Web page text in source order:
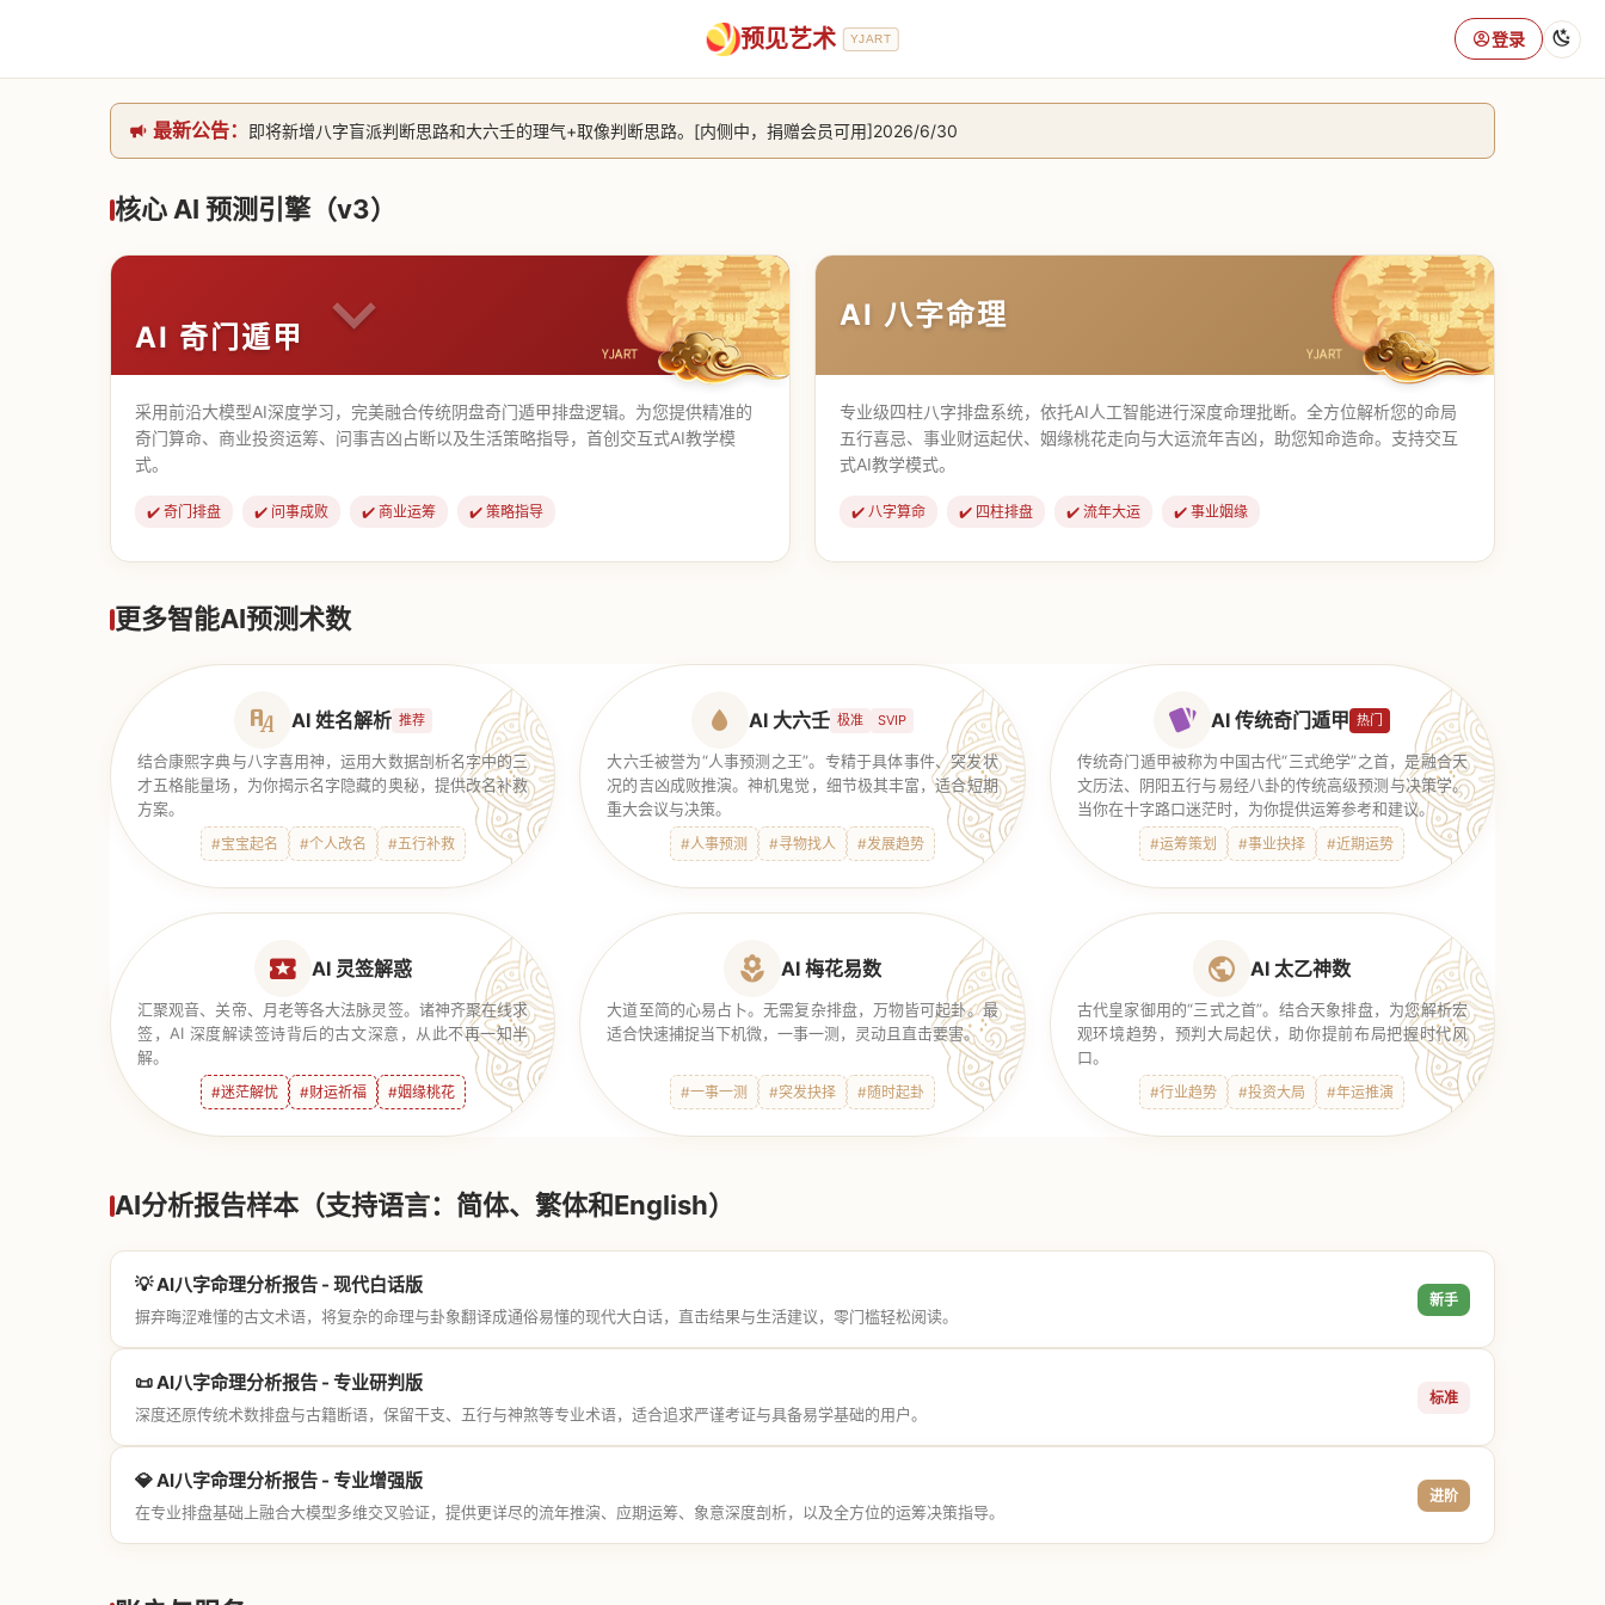
预见艺术 YJART 登录
最新公告：
即将新增八字盲派判断思路和大六壬的理气+取像判断思路。[内侧中，捐赠会员可用]2026/6/30
网站升级完成，升级全模块的算法，限时开放用户注册。2026/6/27
致老用户的一封信，旧站充值会员开放注册截止到8月25日 2026/2/25
核心 AI 预测引擎（v3）
AI 奇门遁甲
采用前沿大模型AI深度学习，完美融合传统阴盘奇门遁甲排盘逻辑。为您提供精准的
奇门算命、商业投资运筹、问事吉凶占断以及生活策略指导，首创交互式AI教学模
式。
✔️ 奇门排盘 ✔️ 问事成败 ✔️ 商业运筹 ✔️ 策略指导
【道家奇门】 【传统奇门】
AI 八字命理
专业级四柱八字排盘系统，依托AI人工智能进行深度命理批断。全方位解析您的命局
五行喜忌、事业财运起伏、姻缘桃花走向与大运流年吉凶，助您知命造命。支持交互
式AI教学模式。
✔️ 八字算命 ✔️ 四柱排盘 ✔️ 流年大运 ✔️ 事业姻缘
更多智能AI预测术数
AI 姓名解析 推荐
结合康熙字典与八字喜用神，运用大数据剖析名字中的三
才五格能量场，为你揭示名字隐藏的奥秘，提供改名补救
方案。
#宝宝起名 #个人改名 #五行补救
AI 大六壬 极准 SVIP
大六壬被誉为“人事预测之王”。专精于具体事件、突发状
况的吉凶成败推演。神机鬼觉，细节极其丰富，适合短期
重大会议与决策。
#人事预测 #寻物找人 #发展趋势
AI 传统奇门遁甲 热门
传统奇门遁甲被称为中国古代“三式绝学”之首，是融合天
文历法、阴阳五行与易经八卦的传统高级预测与决策学。
当你在十字路口迷茫时，为你提供运筹参考和建议。
#运筹策划 #事业抉择 #近期运势
AI 灵签解惑
汇聚观音、关帝、月老等各大法脉灵签。诸神齐聚在线求
签，AI 深度解读签诗背后的古文深意，从此不再一知半
解。
#迷茫解忧 #财运祈福 #姻缘桃花
AI 梅花易数
大道至简的心易占卜。无需复杂排盘，万物皆可起卦。最
适合快速捕捉当下机微，一事一测，灵动且直击要害。
#一事一测 #突发抉择 #随时起卦
AI 太乙神数
古代皇家御用的“三式之首”。结合天象排盘，为您解析宏
观环境趋势，预判大局起伏，助你提前布局把握时代风
口。
#行业趋势 #投资大局 #年运推演
AI分析报告样本（支持语言：简体、繁体和English）
💡 AI八字命理分析报告 - 现代白话版
摒弃晦涩难懂的古文术语，将复杂的命理与卦象翻译成通俗易懂的现代大白话，直击结果与生活建议，零门槛轻松阅读。
新手
📜 AI八字命理分析报告 - 专业研判版
深度还原传统术数排盘与古籍断语，保留干支、五行与神煞等专业术语，适合追求严谨考证与具备易学基础的用户。
标准
💎 AI八字命理分析报告 - 专业增强版
在专业排盘基础上融合大模型多维交叉验证，提供更详尽的流年推演、应期运筹、象意深度剖析，以及全方位的运筹决策指导。
进阶